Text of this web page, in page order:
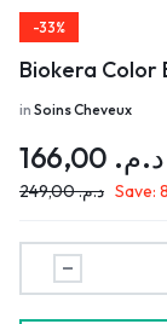
-33%
Biokera Color
in Soins Cheveux
د.م.
د.م.249,00 Save: